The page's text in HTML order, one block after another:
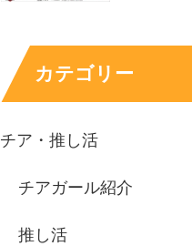
カテゴリー
チア・推し活
チアガール紹介
推し活